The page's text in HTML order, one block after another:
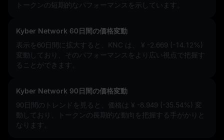
トークンの短期的なパフォーマンスを示しています。
Kyber Network 60日間の価格変動
表示を60日間に拡大すると、KNC は、
¥ -2.669 (-14.12%)
変動しており、そのパフォーマンスをより広い視点で把握す
ることができます。
Kyber Network 90日間の価格変動
90日間のトレンドを見ると、価格は ¥ -8.949 (-35.54%) 変
動しており、トークンの長期的な動向を把握する手がかりと
なります。